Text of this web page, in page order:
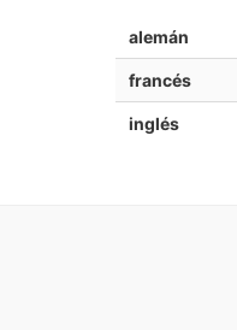
alemán
francés
inglés